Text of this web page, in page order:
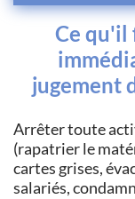
Ce qu'il
jugement
Arrêter toute
(rapatrier le
cartes grises,
salariés,